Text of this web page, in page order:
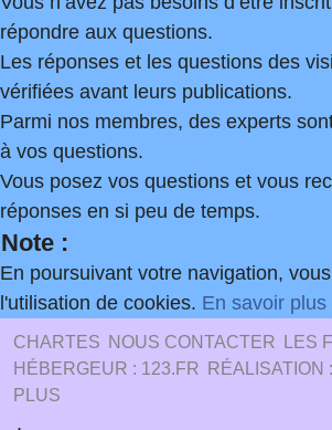
répondre aux questions.
Les réponses et les questions des
vérifiées avant leurs publications.
Parmi nos membres, des experts
à vos questions.
Vous posez vos questions et vous
réponses en si peu de temps.
Note :
En poursuivant votre navigation,
l'utilisation de cookies. En savoir plus
CHARTES NOUS CONTACTER
LES
HÉBERGEUR : 123.FR
RÉALISATION
PLUS
.